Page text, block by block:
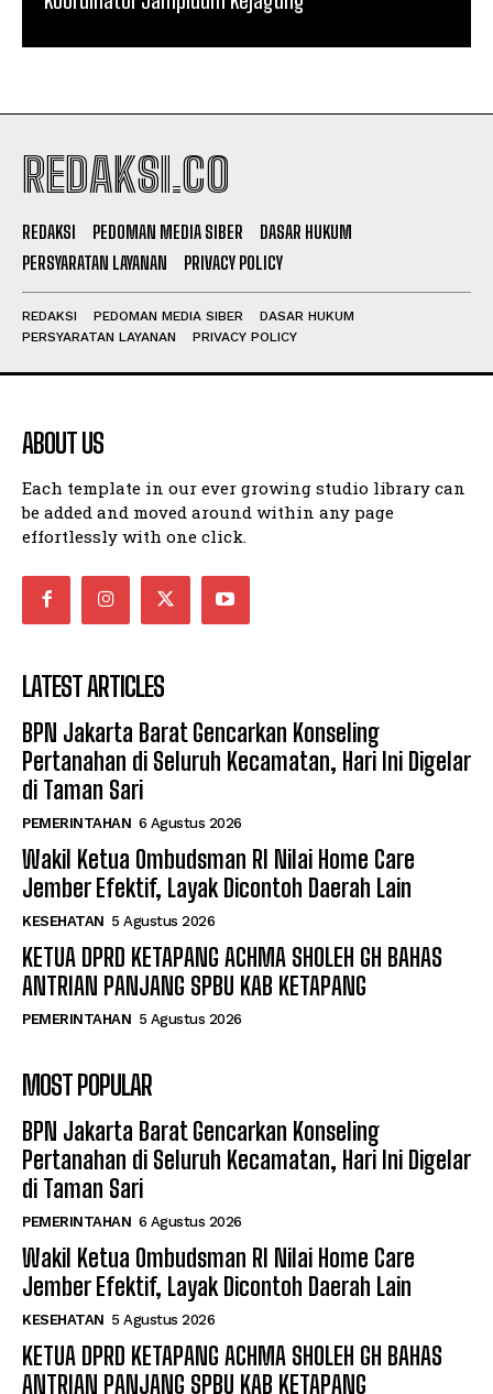
REDAKSI.CO
REDAKSI PEDOMAN MEDIA SIBER
DASAR HUKUM
PERSYARATAN LAYANAN
PRIVACY POLICY
REDAKSI PEDOMAN MEDIA SIBER
DASAR HUKUM
PERSYARATAN LAYANAN
PRIVACY POLICY
ABOUT US
Each template in our ever growing studio library can
be added and moved around within any page
effortlessly with one click.
LATEST ARTICLES
BPN Jakarta Barat Gencarkan Konseling
Pertanahan di Seluruh Kecamatan, Hari Ini Digelar
di Taman Sari
PEMERINTAHAN 6 Agustus 2026
Wakil Ketua Ombudsman RI Nilai Home Care
Jember Efektif, Layak Dicontoh Daerah Lain
KESEHATAN 5 Agustus 2026
KETUA DPRD KETAPANG ACHMA SHOLEH GH BAHAS
ANTRIAN PANJANG SPBU KAB KETAPANG
PEMERINTAHAN 5 Agustus 2026
MOST POPULAR
BPN Jakarta Barat Gencarkan Konseling
Pertanahan di Seluruh Kecamatan, Hari Ini Digelar
di Taman Sari
PEMERINTAHAN 6 Agustus 2026
Wakil Ketua Ombudsman RI Nilai Home Care
Jember Efektif, Layak Dicontoh Daerah Lain
KESEHATAN 5 Agustus 2026
KETUA DPRD KETAPANG ACHMA SHOLEH GH BAHAS
ANTRIAN PANJANG SPBU KAB KETAPANG